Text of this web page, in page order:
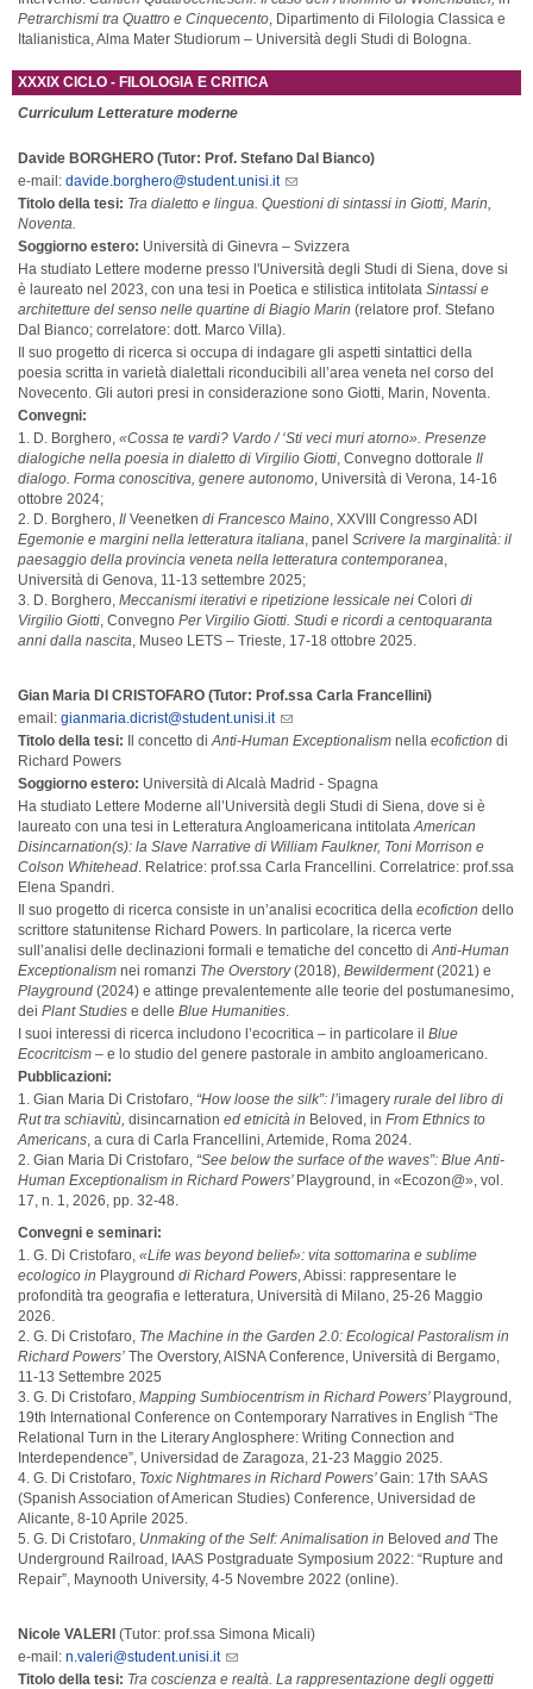
Petrarchismi tra Quattro e Cinquecento, Dipartimento di Filologia Classica e
Italianistica, Alma Mater Studiorum – Università degli Studi di Bologna.
XXXIX CICLO - FILOLOGIA E CRITICA
Curriculum Letterature moderne
Davide BORGHERO (Tutor: Prof. Stefano Dal Bianco)
e-mail: davide.borghero@student.unisi.it
Titolo della tesi: Tra dialetto e lingua. Questioni di sintassi in Giotti, Marin,
Noventa.
Soggiorno estero: Università di Ginevra – Svizzera
Ha studiato Lettere moderne presso l'Università degli Studi di Siena, dove si
è laureato nel 2023, con una tesi in Poetica e stilistica intitolata Sintassi e
architetture del senso nelle quartine di Biagio Marin (relatore prof. Stefano
Dal Bianco; correlatore: dott. Marco Villa).
Il suo progetto di ricerca si occupa di indagare gli aspetti sintattici della
poesia scritta in varietà dialettali riconducibili all’area veneta nel corso del
Novecento. Gli autori presi in considerazione sono Giotti, Marin, Noventa.
Convegni:
D. Borghero, «Cossa te vardi? Vardo / ‘Sti veci muri atorno». Presenze
dialogiche nella poesia in dialetto di Virgilio Giotti, Convegno dottorale Il
dialogo. Forma conoscitiva, genere autonomo, Università di Verona, 14-16
ottobre 2024;
D. Borghero, Il Veenetken di Francesco Maino, XXVIII Congresso ADI
Egemonie e margini nella letteratura italiana, panel Scrivere la marginalità: il
paesaggio della provincia veneta nella letteratura contemporanea,
Università di Genova, 11-13 settembre 2025;
D. Borghero, Meccanismi iterativi e ripetizione lessicale nei Colori di
Virgilio Giotti, Convegno Per Virgilio Giotti. Studi e ricordi a centoquaranta
anni dalla nascita, Museo LETS – Trieste, 17-18 ottobre 2025.
Gian Maria DI CRISTOFARO (Tutor: Prof.ssa Carla Francellini)
email: gianmaria.dicrist@student.unisi.it
Titolo della tesi:
Il concetto diAnti-Human Exceptionalism nella ecofiction di
Richard Powers
Soggiorno estero: Università di Alcalà Madrid - Spagna
Ha studiato Lettere Moderne all’Università degli Studi di Siena, dove si è
laureato con una tesi in Letteratura Angloamericana intitolataAmerican
Disincarnation(s): la Slave Narrative di William Faulkner, Toni Morrison e
Colson Whitehead. Relatrice: prof.ssa Carla Francellini. Correlatrice: prof.ssa
Elena Spandri.
Il suo progetto di ricerca consiste in un’analisi ecocritica della ecofiction dello
scrittore statunitense Richard Powers. In particolare, la ricerca verte
sull’analisi delle declinazioni formali e tematiche del concetto diAnti-Human
Exceptionalism nei romanzi The Overstory(2018), Bewilderment(2021) e
Playground (2024) e attinge prevalentemente alle teorie del postumanesimo,
dei Plant Studies e delle Blue Humanities.
I suoi interessi di ricerca includono l’ecocritica – in particolare il Blue
Ecocritcism – e lo studio del genere pastorale in ambito angloamericano.
Pubblicazioni:
Gian Maria Di Cristofaro, “How loose the silk”: l’imagery rurale del libro di
Rut tra schiavitù, disincarnation ed etnicità in Beloved, in From Ethnics to
Americans, a cura di Carla Francellini, Artemide, Roma 2024.
Gian Maria Di Cristofaro, “See below the surface of the waves”: Blue Anti-
Human Exceptionalism in Richard Powers’ Playground, in «Ecozon@», vol.
17, n. 1, 2026, pp. 32-48.
Convegni e seminari:
G. Di Cristofaro, «Life was beyond belief»: vita sottomarina e sublime
ecologico in Playground di Richard Powers, Abissi: rappresentare le
profondità tra geografia e letteratura, Università di Milano, 25-26 Maggio
2026.
G. Di Cristofaro, The Machine in the Garden 2.0: Ecological Pastoralism in
Richard Powers’ The Overstory, AISNA Conference, Università di Bergamo,
11-13 Settembre 2025
G. Di Cristofaro, Mapping Sumbiocentrism in Richard Powers’ Playground,
19th International Conference on Contemporary Narratives in English “The
Relational Turn in the Literary Anglosphere: Writing Connection and
Interdependence”, Universidad de Zaragoza, 21-23 Maggio 2025.
G. Di Cristofaro, Toxic Nightmares in Richard Powers’Gain: 17th SAAS
(Spanish Association of American Studies) Conference, Universidad de
Alicante, 8-10 Aprile 2025.
G. Di Cristofaro, Unmaking of the Self: Animalisation in Beloved and The
Underground Railroad, IAAS Postgraduate Symposium 2022: “Rupture and
Repair”, Maynooth University, 4-5 Novembre 2022 (online).
Nicole VALERI (Tutor: prof.ssa Simona Micali)
e-mail: n.valeri@student.unisi.it
Titolo della tesi: Tra coscienza e realtà. La rappresentazione degli oggetti